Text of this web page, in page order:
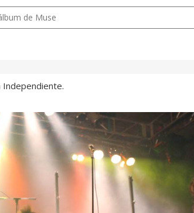
de Muse
Independiente.